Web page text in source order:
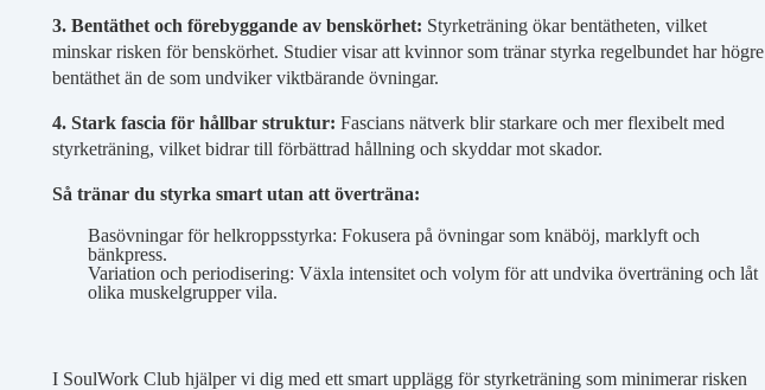
3. Bentäthet och förebyggande av benskörhet: Styrketräning ökar bentätheten, vilket
minskar risken för benskörhet. Studier visar att kvinnor som tränar styrka regelbundet har högre
bentäthet än de som undviker viktbärande övningar.
4. Stark fascia för hållbar struktur: Fascians nätverk blir starkare och mer flexibelt med
styrketräning, vilket bidrar till förbättrad hållning och skyddar mot skador.
Så tränar du styrka smart utan att överträna:
Basövningar för helkroppsstyrka: Fokusera på övningar som knäböj, marklyft och
bänkpress.
Variation och periodisering: Växla intensitet och volym för att undvika överträning och låt
olika muskelgrupper vila.
I SoulWork Club hjälper vi dig med ett smart upplägg för styrketräning som minimerar risken